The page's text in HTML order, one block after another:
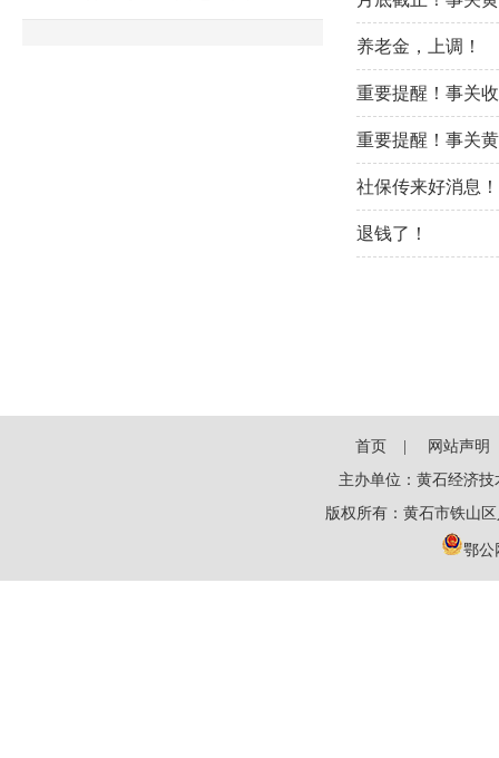
养老金，上调！
重要提醒！事关
重要提醒！事关
社保传来好消息
退钱了！
首页
网站声明
主办单位：黄石经济
版权所有：黄石市铁山
鄂公